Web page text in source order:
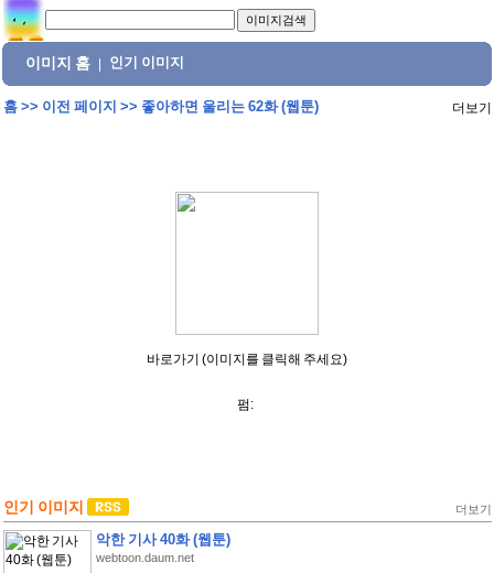
이미지 홈 인기 이미지
홈>> 이전 페이지 >> 좋아하면 울리는 62화 (웹툰) 더보기
바로가기 (이미지를 클릭해 주세요)
펌:
인기 이미지 더보기
악한 기사 40화 (웹툰)
webtoon.daum.net